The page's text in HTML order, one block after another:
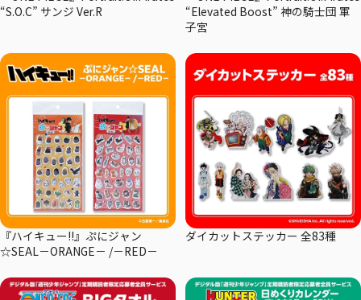
“S.O.C” サンジ Ver.R
“Elevated Boost” 神の騎士団 軍
子宮
『ハイキュー!!』ぷにジャン
☆SEAL－ORANGE－ /－RED－
ダイカットステッカー 全83種